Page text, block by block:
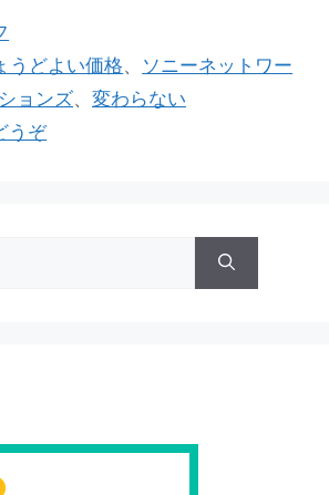
うどよい価格、 ソニーネットワー
ョンズ、 変わらない
うぞ